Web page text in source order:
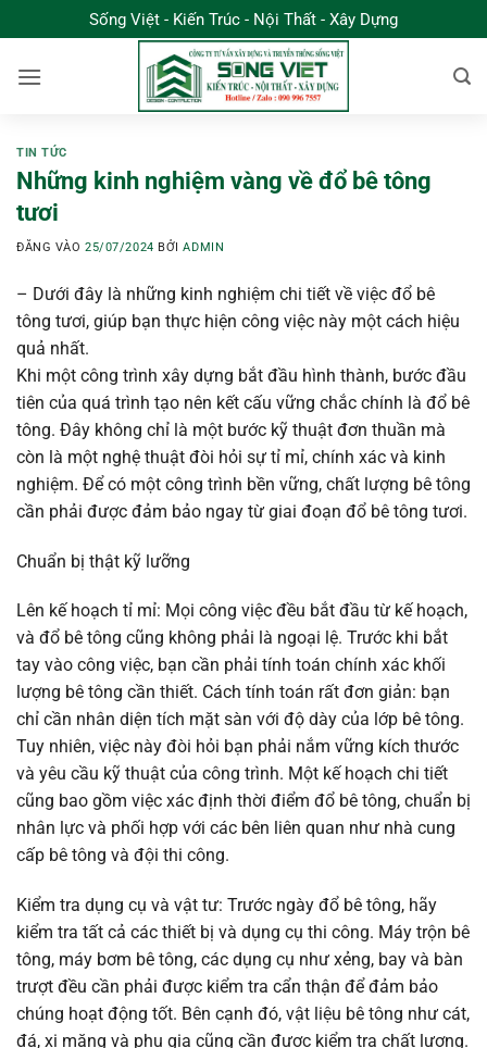
qua
nội
Sống Việt - Kiến Trúc - Nội Thất - Xây Dựng
TIN TỨC
Những kinh nghiệm vàng về đổ bê tông
tươi
ĐĂNG VÀO25/07/2024 BỞIADMIN
– Dưới đây là những kinh nghiệm chi tiết về việc đổ bê
tông tươi, giúp bạn thực hiện công việc này một cách hiệu
quả nhất.
Khi một công trình xây dựng bắt đầu hình thành, bước đầu
tiên của quá trình tạo nên kết cấu vững chắc chính là đổ bê
tông. Đây không chỉ là một bước kỹ thuật đơn thuần mà
còn là một nghệ thuật đòi hỏi sự tỉ mỉ, chính xác và kinh
nghiệm. Để có một công trình bền vững, chất lượng bê tông
cần phải được đảm bảo ngay từ giai đoạn đổ bê tông tươi.
Chuẩn bị thật kỹ lưỡng
Lên kế hoạch tỉ mỉ: Mọi công việc đều bắt đầu từ kế hoạch,
và đổ bê tông cũng không phải là ngoại lệ. Trước khi bắt
tay vào công việc, bạn cần phải tính toán chính xác khối
lượng bê tông cần thiết. Cách tính toán rất đơn giản: bạn
chỉ cần nhân diện tích mặt sàn với độ dày của lớp bê tông.
Tuy nhiên, việc này đòi hỏi bạn phải nắm vững kích thước
và yêu cầu kỹ thuật của công trình. Một kế hoạch chi tiết
cũng bao gồm việc xác định thời điểm đổ bê tông, chuẩn bị
nhân lực và phối hợp với các bên liên quan như nhà cung
cấp bê tông và đội thi công.
Kiểm tra dụng cụ và vật tư: Trước ngày đổ bê tông, hãy
kiểm tra tất cả các thiết bị và dụng cụ thi công. Máy trộn bê
tông, máy bơm bê tông, các dụng cụ như xẻng, bay và bàn
trượt đều cần phải được kiểm tra cẩn thận để đảm bảo
chúng hoạt động tốt. Bên cạnh đó, vật liệu bê tông như cát,
đá, xi măng và phụ gia cũng cần được kiểm tra chất lượng.